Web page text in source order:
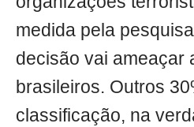
medida pela
decisão vai ameaçar
brasileiros. Outros
classificação, na